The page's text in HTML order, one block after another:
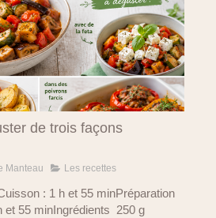
de trois façons
Manteau Les recettes
: 1 h et 55 minPréparation
et 55 minIngrédients 250 g